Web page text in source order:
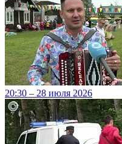
20:30 – 28 июля 2026